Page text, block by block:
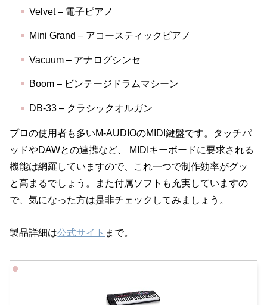
Velvet – 電子ピアノ
Mini Grand – アコースティックピアノ
Vacuum – アナログシンセ
Boom – ビンテージドラムマシーン
DB-33 – クラシックオルガン
プロの使用者も多いM-AUDIOのMIDI鍵盤です。タッチパ
ッドやDAWとの連携など、 MIDIキーボードに要求される
機能は網羅していますので、これ一つで制作効率がグッ
と高まるでしょう。また付属ソフトも充実していますの
で、気になった方は是非チェックしてみましょう。
製品詳細は公式サイト まで。